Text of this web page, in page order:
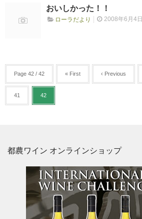
おいしかった！！
ローラだより 2008年6月4日
Page 42 / 42 « First ‹ Previous
41 42
都農ワイン オンラインショップ